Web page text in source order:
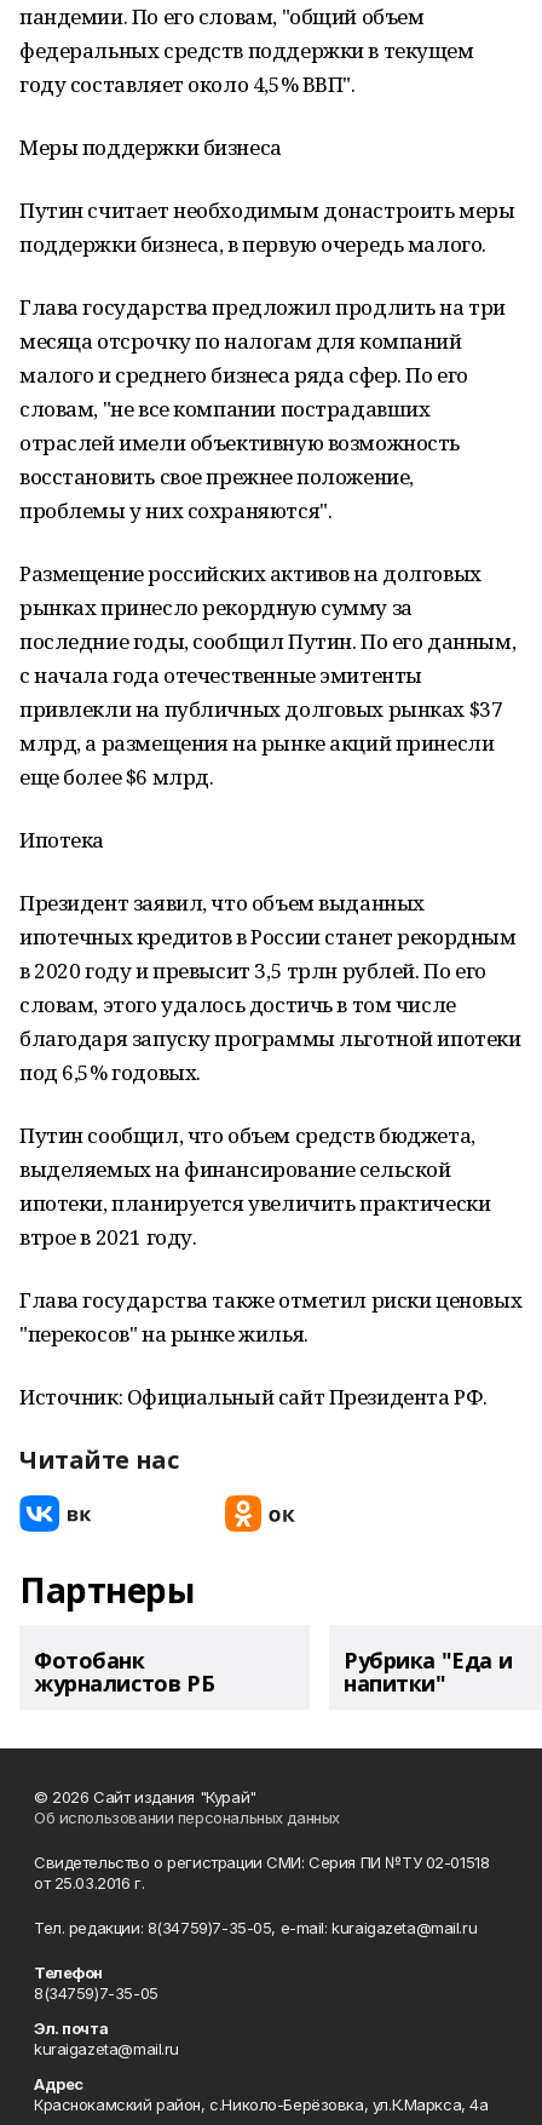
пандемии. По его словам, "общий объем
федеральных средств поддержки в текущем
году составляет около 4,5% ВВП".
Меры поддержки бизнеса
Путин считает необходимым донастроить меры
поддержки бизнеса, в первую очередь малого.
Глава государства предложил продлить на три
месяца отсрочку по налогам для компаний
малого и среднего бизнеса ряда сфер. По его
словам, "не все компании пострадавших
отраслей имели объективную возможность
восстановить свое прежнее положение,
проблемы у них сохраняются".
Размещение российских активов на долговых
рынках принесло рекордную сумму за
последние годы, сообщил Путин. По его данным,
с начала года отечественные эмитенты
привлекли на публичных долговых рынках $37
млрд, а размещения на рынке акций принесли
еще более $6 млрд.
Ипотека
Президент заявил, что объем выданных
ипотечных кредитов в России станет рекордным
в 2020 году и превысит 3,5 трлн рублей. По его
словам, этого удалось достичь в том числе
благодаря запуску программы льготной ипотеки
под 6,5% годовых.
Путин сообщил, что объем средств бюджета,
выделяемых на финансирование сельской
ипотеки, планируется увеличить практически
втрое в 2021 году.
Глава государства также отметил риски ценовых
"перекосов" на рынке жилья.
Источник: Официальный сайт Президента РФ.
Читайте нас
Партнеры
Фотобанк
журналистов РБ
Рубрика "Еда и
напитки"
© 2026 Сайт издания "Курай"
Об использовании персональных данных
Свидетельство о регистрации СМИ: Серия ПИ №ТУ 02-01518
от 25.03.2016 г.
Тел. редакции: 8(34759)7-35-05, e-mail: kuraigazeta@mail.ru
Телефон
8(34759)7-35-05
Эл. почта
kuraigazeta@mail.ru
Адрес
Краснокамский район, с.Николо-Берёзовка, ул.К.Маркса, 4а